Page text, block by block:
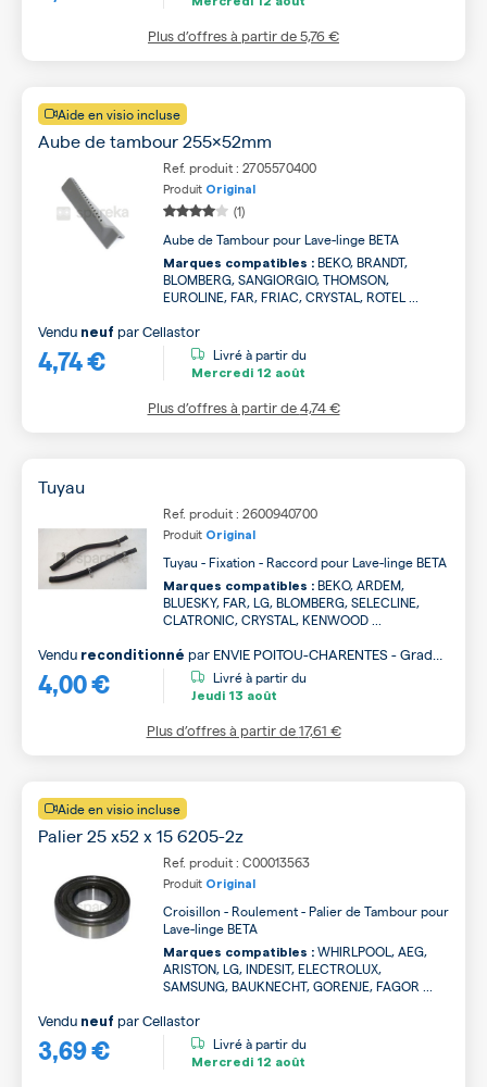
Plus d’offres à partir de5,76 €
Aide en visio incluse
Aube de tambour 255x52mm
Ref. produit : 2705570400
Produit Original
(1)
Aube de Tambour pour Lave-linge BETA
Marques compatibles : BEKO, BRANDT,
BLOMBERG, SANGIORGIO, THOMSON,
EUROLINE, FAR, FRIAC, CRYSTAL, ROTEL ...
4,74 €
Vendu neuf parCellastor
Livré à partir du
Mercredi 12 août
Plus d’offres à partir de4,74 €
Tuyau
Ref. produit : 2600940700
Produit Original
Tuyau - Fixation - Raccord pour Lave-linge BETA
Marques compatibles : BEKO, ARDEM,
BLUESKY, FAR, LG, BLOMBERG, SELECLINE,
CLATRONIC, CRYSTAL, KENWOOD ...
4,00 €
Vendu reconditionné par ENVIE POITOU-CHARENTES - Grade
B
Livré à partir du
Jeudi 13 août
Plus d’offres à partir de17,61 €
Aide en visio incluse
Palier 25 x52 x 15 6205-2z
Ref. produit : C00013563
Produit Original
Croisillon - Roulement - Palier de Tambour pour
Lave-linge BETA
Marques compatibles : WHIRLPOOL, AEG,
ARISTON, LG, INDESIT, ELECTROLUX,
SAMSUNG, BAUKNECHT, GORENJE, FAGOR ...
3,69 €
Vendu neuf parCellastor
Livré à partir du
Mercredi 12 août